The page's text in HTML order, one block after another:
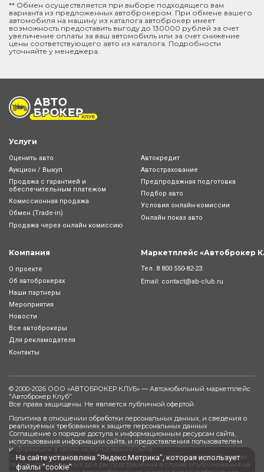
На сайте установлена "Яндекс.Метрика", которая использует
файлы "cookie"
** Обмен осуществляется при выборе подходящего вам
варианта из предложенных автоброкером. При обмене вашего
автомобиля на машину из каталога автоброкер имеет
возможность предоставить выгоду до 130000 рублей за счет
увеличение оплаты за ваш автомобиль или за счет снижение
цены соответствующего авто из каталога. Подробности
уточняйте у менеджера.
Услуги
Оценить авто
Аукцион / Выкуп
Продажа с гарантией и
обеспечительным платежом
Комиссионная продажа
Обмен (Trade-in)
Продажа через онлайн комиссию
Автокредит
Автострахование
Предпродажная подготовка
Подбор авто
Условия онлайн-комиcсии
Онлайн показ авто
Компания
О проекте
Об автоброкерах
Наши партнеры
Мероприятия
Новости
Все автоброкеры
Для рекламодателя
Контакты
Маркетплейс «Автоброкер
Тел. 8 800 550-82-23
Email: contact@ab-club.ru
© 2000-2026 ООО «АВТОБРОКЕР КЛУБ» — Автомобильный маркетплейс
"Автоброкер Клуб".
Все права защищены. Не является публичной офертой.
Политика в отношении обработки персональных данных, и сведения о
реализуемых требованиях к защите персональных данных
Соглашение о порядке доступа к информационным ресурсам сайта,
использования информации сайта, и предоставления пользователем
информации в целях использования сайта
Согласие на обработку персональных данных, разрешенных субъектом
персональных данных для распространения в случае опубликования на